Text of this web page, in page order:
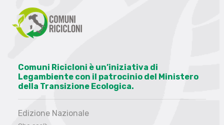
Comuni Ricicloni è un’iniziativa di
Legambiente con il patrocinio del Ministero
della Transizione Ecologica.
Edizione Nazionale